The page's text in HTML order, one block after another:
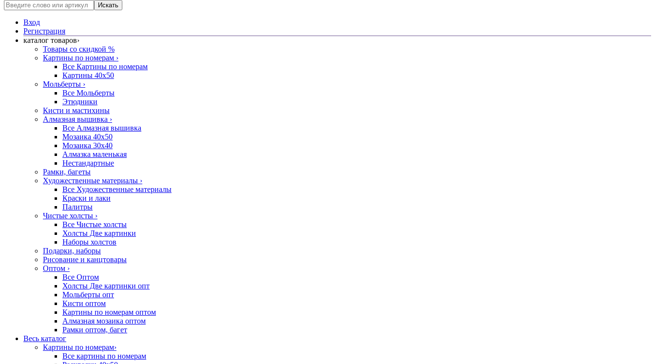
Искать
Вход
Регистрация
каталог товаров›
Товары со скидкой %
Картины по номерам ›
Все Картины по номерам
Картины 40x50
Мольберты ›
Все Мольберты
Этюдники
Кисти и мастихины
Алмазная вышивка ›
Все Алмазная вышивка
Мозаика 40x50
Мозаика 30x40
Алмазка маленькая
Нестандартные
Рамки, багеты
Художественные материалы ›
Все Художественные материалы
Краски и лаки
Палитры
Чистые холсты ›
Все Чистые холсты
Холсты Две картинки
Наборы холстов
Подарки, наборы
Рисование и канцтовары
Оптом ›
Все Оптом
Холсты Две картинки опт
Мольберты опт
Кисти оптом
Картины по номерам оптом
Алмазная мозаика оптом
Рамки оптом, багет
Весь каталог
Картины по номерам›
Все картины по номерам